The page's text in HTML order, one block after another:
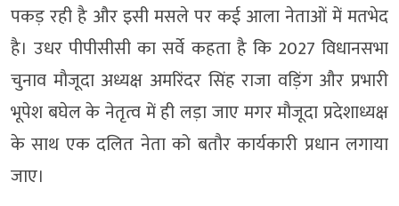
पकड़ रही है और इसी मसले पर कई आला नेताओं में मतभेद
है। उधर पीपीसीसी का सर्वे कहता है कि 2027 विधानसभा
चुनाव माैजूदा अध्यक्ष अमरिंदर सिंह राजा वड़िंग और प्रभारी
भूपेश बघेल के नेतृत्व में ही लड़ा जाए मगर माैजूदा प्रदेशाध्यक्ष
के साथ एक दलित नेता को बताैर कार्यकारी प्रधान लगाया
जाए।